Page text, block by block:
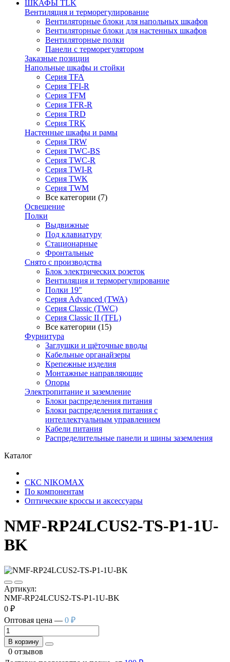
ШКАФЫ TLK
Вентиляция и терморегулирование
Вентиляторные блоки для напольных шкафов
Вентиляторные блоки для настенных шкафов
Вентиляторные полки
Панели с терморегулятором
Заказные позиции
Напольные шкафы и стойки
Серия TFA
Серия TFI-R
Серия TFM
Серия TFR-R
Серия TRD
Серия TRK
Настенные шкафы и рамы
Серия TRW
Серия TWC-BS
Серия TWC-R
Серия TWI-R
Серия TWK
Серия TWM
Все категории (7)
Освещение
Полки
Выдвижные
Под клавиатуру
Стационарные
Фронтальные
Снято с производства
Блок электрических розеток
Вентиляция и терморегулирование
Полки 19"
Серия Advanced (TWA)
Серия Classic (TWC)
Серия Classic II (TFL)
Все категории (15)
Фурнитура
Заглушки и щёточные вводы
Кабельные органайзеры
Крепежные изделия
Монтажные направляющие
Опоры
Электропитание и заземление
Блоки распределения питания
Блоки распределения питания с
интеллектуальным управлением
Кабели питания
Распределительные панели и шины заземления
Каталог
СКС NIKOMAX
По компонентам
Оптические кроссы и аксессуары
NMF-RP24LCUS2-TS-P1-1U-
BK
Артикул:
NMF-RP24LCUS2-TS-P1-1U-BK
0 ₽
Оптовая цена — 0 ₽
В корзину
0 отзывов